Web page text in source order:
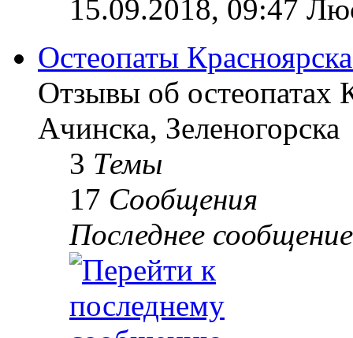
15.09.2018, 09:47
Остеопаты
Отзывы об остеопатах
Ачинска, Зеленогорска
3 Темы
17 Сообщения
Последнее сообщение